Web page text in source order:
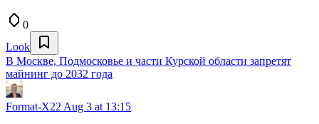
0
Look
В Москве, Подмосковье и части Курской области запретят
майнинг до 2032 года
Format-X22 Aug 3 at 13:15